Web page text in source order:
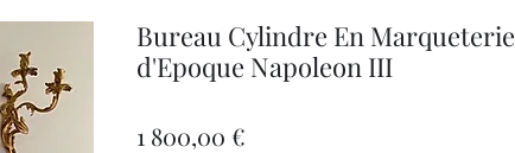
Bureau Cylindre En Marqueterie
d'Epoque Napoleon III
1 800,00 €